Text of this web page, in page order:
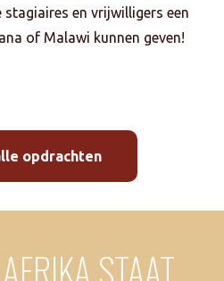
stagiaires en vrijwilligers een
of Malawi kunnen geven!
opdrachten
STAAT